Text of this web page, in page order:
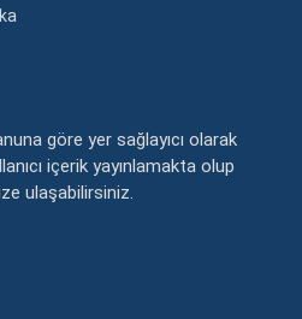
göre yer sağlayıcı olarak
içerik yayınlamakta olup
ulaşabilirsiniz.